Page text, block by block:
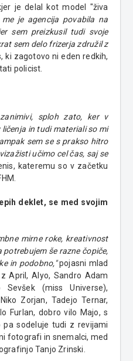
je delal kot model "živa
je agencija povabila na
sem preizkusil tudi svoje
sem delo frizerja združil z
ki zagotovo ni eden redkih,
policist.
sploh zato, ker v
in tudi materiali so mi
sem se s prakso hitro
učimo cel čas, saj se
kateremu so v začetku
deklet, se med svojim
mirne roke, kreativnost
potrebujem še razne čopiče,
in podobno,"pojasni mlad
April, Alyo, Sandro Adam
Sevšek (miss Universe),
Zorjan, Tadejo Ternar,
Furlan, dobro vilo Majo, s
pa sodeluje tudi z revijami
fotografi in snemalci, med
Tanjo Zrinski.